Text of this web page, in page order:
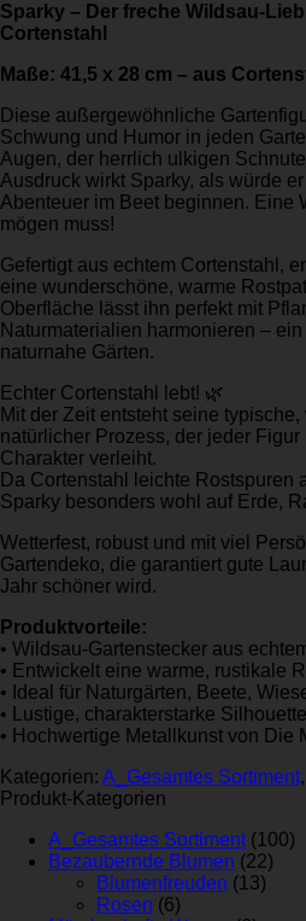
Sparky – Der freche Wildsau-
Cortenstahl
Maße: 41,5 x 28 cm – aus
Diese außergewöhnliche
Schwung und Humor in jeden
Augen, der herrlich ulkigen
Ausdruck wirkt Sparky, als würde
Abenteuer im Beet beginnen. Eine
mögen muss!
Gefertigt aus echtem Cortenstahl,
eine wunderschöne, warme
Oberfläche lässt ihn perfekt mit
Naturmaterialien harmonieren –
naturnahe Gärten.
Echter Cortenstahl lebt! 🌿
Mit der Zeit entsteht seine
natürlicher Prozess, der jeder
Charakter verleiht.
Da Cortenstahl leichte Rostspuren
Sparky besonders wohl auf Erde,
Wetterfest, robust und mit viel
Gartendeko, die garantiert gute
Jahr schöner wird.
Produktvorteile:
• Wildsau-Gartenstecker aus
• Entwickelt eine warme, rustikale
• Ideal für Naturgärten, Beete,
• Lustige, charakterstarke Silhouette
• Hochwertige Metallkunst von Die
Kategorien: A_Gesamtes Sortiment,
Produkt-Kategorien
A_Gesamtes Sortiment (100)
Bezaubernde Blumen (22)
Blumenfreuden (13)
Rosen (6)